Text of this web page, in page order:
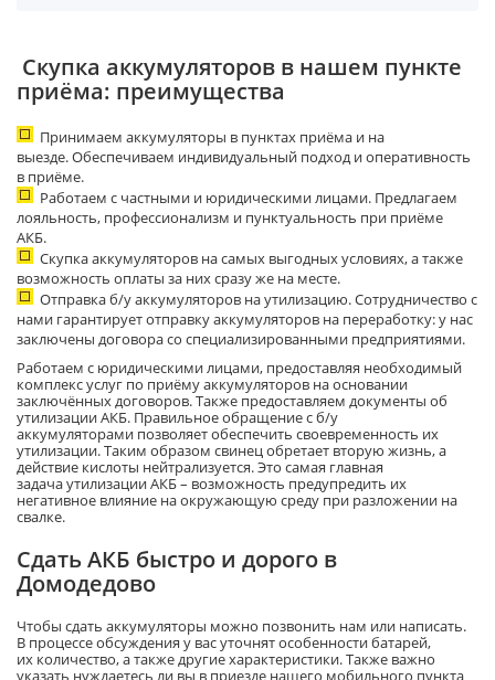
Скупка аккумуляторов в нашем пункте
приёма: преимущества
Принимаем аккумуляторы в пунктах приёма и на
выезде.Обеспечиваем индивидуальный подход и оперативность
в приёме.
Работаем с частными и юридическими лицами. Предлагаем
лояльность, профессионализм и пунктуальность при приёме
АКБ.
Скупка аккумуляторов на самых выгодных условиях, а также
возможность оплаты за них сразу же на месте.
Отправка б/у аккумуляторов на утилизацию. Сотрудничество с
нами гарантирует отправку аккумуляторов на переработку: у нас
заключены договора со специализированными предприятиями.
Работаем с юридическими лицами, предоставляя необходимый
комплекс услуг по приёму аккумуляторов на основании
заключённых договоров. Также предоставляем документы об
утилизации АКБ. Правильное обращение с б/у
аккумуляторами позволяет обеспечить своевременность их
утилизации. Таким образом свинец обретает вторую жизнь, а
действие кислоты нейтрализуется.Это самая главная
задачаутилизации АКБ – возможность предупредить их
негативное влияние на окружающую среду при разложении на
свалке.
Сдать АКБ быстро и дорого в
Домодедово
Чтобы сдать аккумуляторы можно позвонить нам или написать.
В процессеобсуждения у вас уточнят особенности батарей,
их количество, атакже другиехарактеристики. Также важно
указать нуждаетесь ли вы в приезде нашего мобильного пункта